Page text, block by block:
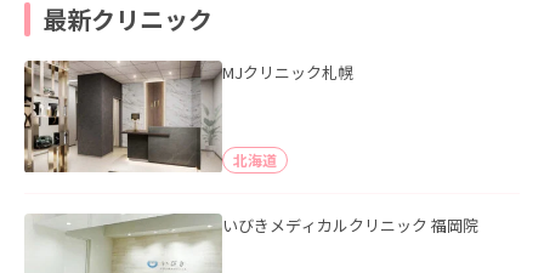
最新クリニック
MJクリニック札幌
北海道
いびきメディカルクリニック 福岡院